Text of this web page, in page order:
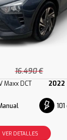
16.490 €
Maxx DCT 2022
VER DETALLES